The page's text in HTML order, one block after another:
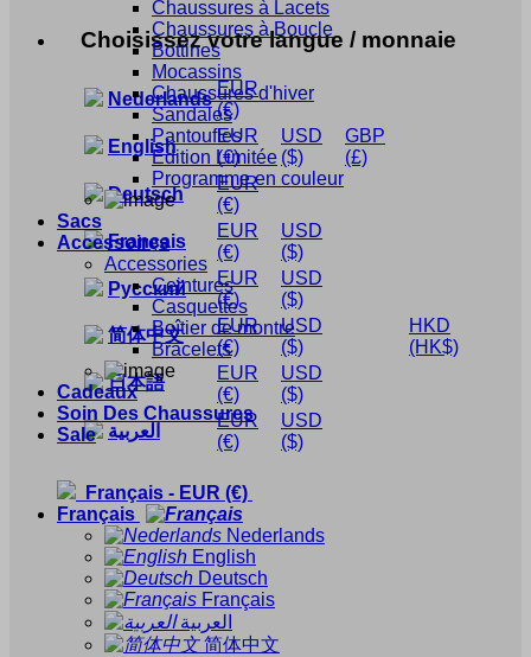
Choisissez votre langue / monnaie
Nederlands
EUR
(€)
English
EUR
(€)
USD
($)
GBP
(£)
Deutsch
EUR
(€)
Français
EUR
(€)
USD
($)
Русский
EUR
(€)
USD
($)
简体中文
EUR
(€)
USD
($)
HKD
(HK$)
日本語
EUR
(€)
USD
($)
العربية
EUR
(€)
USD
($)
Français - EUR (€)
Français
Nederlands
English
Deutsch
Français
العربية
简体中文
Chaussures à Lacets
Chaussures à Boucle
Bottines
Mocassins
Chaussures d'hiver
Sandales
Pantoufles
Édition Limitée
Programme en couleur
Sacs
Accessoires
Accessories
Ceintures
Casquettes
Boîtier de montre
Bracelets
Cadeaux
Soin Des Chaussures
Sale